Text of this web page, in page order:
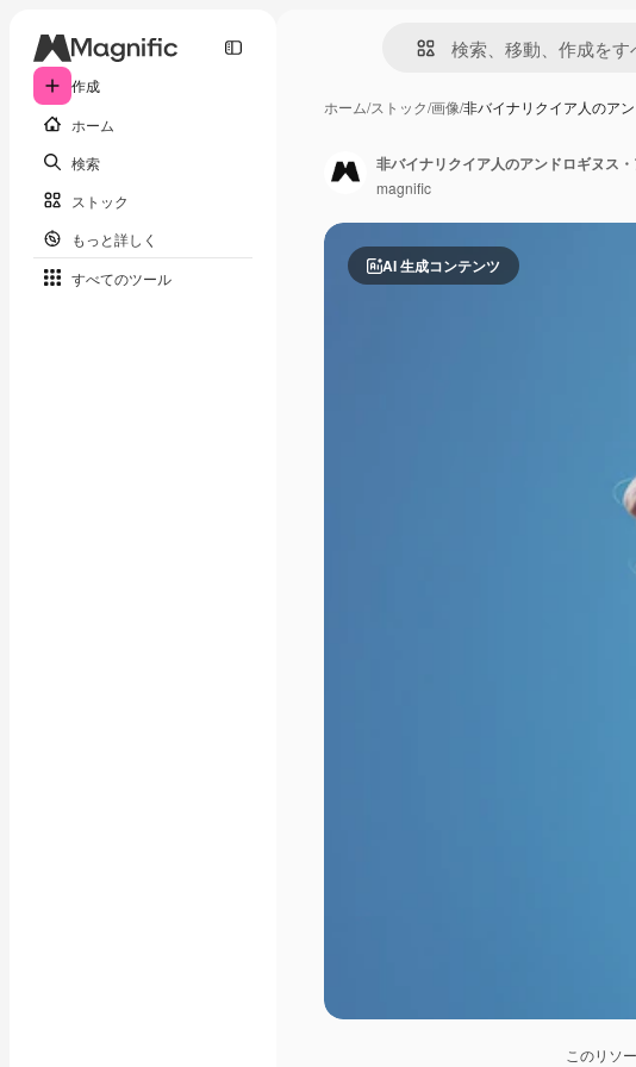
作成
ホーム
検索
ストック
もっと詳しく
すべてのツール
ホーム/ストック/画像/非バイナリクイア人のア
AI 生成コンテンツ
このリソ
非バイナリクイア人のアンドロギヌス
magnific